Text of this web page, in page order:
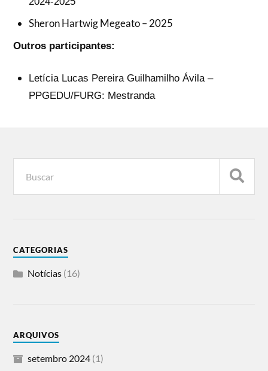
Sheron Hartwig Megeato – 2025
Outros participantes:
Letícia Lucas Pereira Guilhamilho Ávila –
PPGEDU/FURG: Mestranda
CATEGORIAS
Notícias (16)
ARQUIVOS
setembro 2024 (1)